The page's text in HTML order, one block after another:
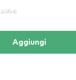
2.99 €
Aggiungi